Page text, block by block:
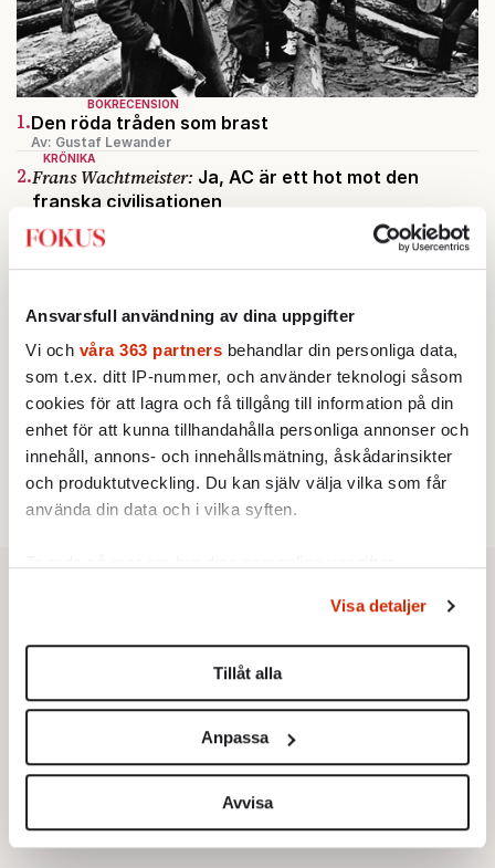
Ansvarsfull användning av dina uppgifter
Vi och våra 363 partners behandlar din personliga data,
som t.ex. ditt IP-nummer, och använder teknologi såsom
cookies för att lagra och få tillgång till information på din
enhet för att kunna tillhandahålla personliga annonser och
innehåll, annons- och innehållsmätning, åskådarinsikter
och produktutveckling. Du kan själv välja vilka som får
använda din data och i vilka syften.
Du kan ändra eller dra tillbaka ditt samtycke när som
helst från cookie-förklaringen.
Vi använder enhetsidentifierare för att anpassa innehållet
för sociala medier och analysera vår trafik. Vi
vidarebefordrar även sådana identifierare och annan
information från din enhet till de sociala medier och
annons- och analysföretag som vi samarbetar med.
Dessa kan i sin tur kombinera informationen med annan
Visa detaljer
Tillåt alla
Anpassa
Avvisa
BOKRECENSION
1.Den röda tråden som brast
Av: Gustaf Lewander
KRÖNIKA
2.Frans Wachtmeister: Ja, AC är ett hot mot den
franska civilisationen
3.Vattenbristen är här – men var femte liter läcker
ut
4.Nina Lekander:På ”Kommunisthögskolan” drömde
alla om att vara arbetarklass
5.Bitte Assarmo:Sagan om den lågbegåvade
ursprungsbefolkningen i Filipstad
KRÖNIKA
6. Sakine Madon:
Efter islamistdådet oroar sig
vänstern för Agnes Wold